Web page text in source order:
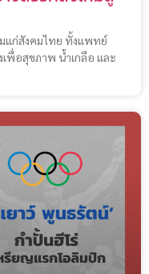
แก่สังคมไทย ทั้งแพทย์
พื่อสุขภาพ น้ำเกลือ และ